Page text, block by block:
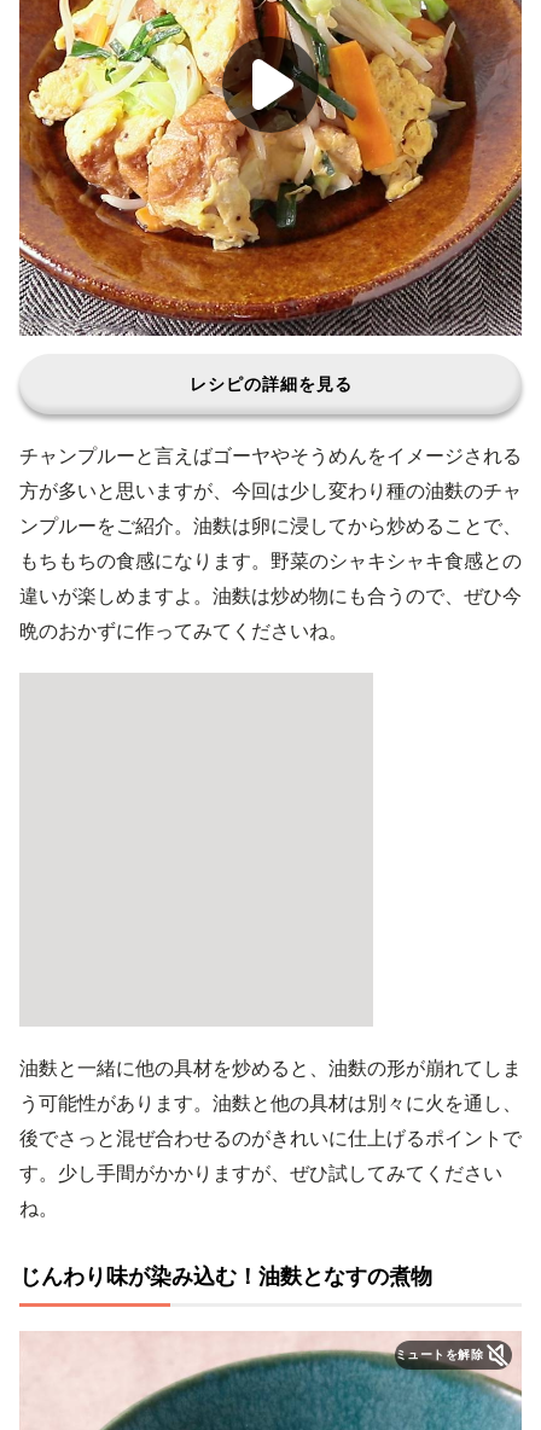
レシピの詳細を見る
チャンプルーと言えばゴーヤやそうめんをイメージされる
方が多いと思いますが、今回は少し変わり種の油麩のチャ
ンプルーをご紹介。油麩は卵に浸してから炒めることで、
もちもちの食感になります。野菜のシャキシャキ食感との
違いが楽しめますよ。油麩は炒め物にも合うので、ぜひ今
晩のおかずに作ってみてくださいね。
油麩と一緒に他の具材を炒めると、油麩の形が崩れてしま
う可能性があります。油麩と他の具材は別々に火を通し、
後でさっと混ぜ合わせるのがきれいに仕上げるポイントで
す。少し手間がかかりますが、ぜひ試してみてください
ね。
じんわり味が染み込む！油麩となすの煮物
ミュートを解除